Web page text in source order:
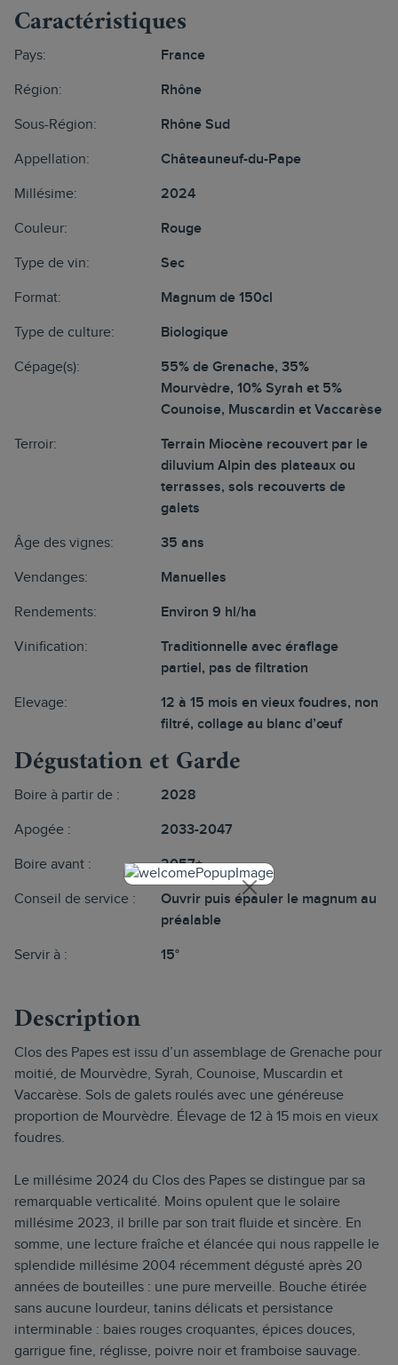
Caractéristiques
Pays: France
Région: Rhône
Sous-Région: Rhône Sud
Appellation: Châteauneuf-du-Pape
Millésime: 2024
Couleur: Rouge
Type de vin: Sec
Format: Magnum de 150cl
Type de culture: Biologique
Cépage(s):
55% de Grenache, 35%
Mourvèdre, 10% Syrah et 5%
Counoise, Muscardin et Vaccarèse
Terroir:
Terrain Miocène recouvert par le
diluvium Alpin des plateaux ou
terrasses, sols recouverts de
galets
Âge des vignes: 35 ans
Vendanges: Manuelles
Rendements: Environ 9 hl/ha
Vinification:
Traditionnelle avec éraflage
partiel, pas de filtration
Elevage:
12 à 15 mois en vieux foudres, non
filtré, collage au blanc d’œuf
Dégustation et Garde
Boire à partir de : 2028
Apogée : 2033-2047
Boire avant : 2057+
Conseil de service :
Ouvrir puis épauler le magnum au
préalable
Servir à : 15°
Description
Clos des Papes est issu d’un assemblage de Grenache pour
moitié, de Mourvèdre, Syrah, Counoise, Muscardin et
Vaccarèse. Sols de galets roulés avec une généreuse
proportion de Mourvèdre. Élevage de 12 à 15 mois en vieux
foudres.
Le millésime 2024 du Clos des Papes se distingue par sa
remarquable verticalité. Moins opulent que le solaire
millésime 2023, il brille par son trait fluide et sincère. En
somme, une lecture fraîche et élancée qui nous rappelle le
splendide millésime 2004 récemment dégusté après 20
années de bouteilles : une pure merveille. Bouche étirée
sans aucune lourdeur, tanins délicats et persistance
interminable : baies rouges croquantes, épices douces,
garrigue fine, réglisse, poivre noir et framboise sauvage.